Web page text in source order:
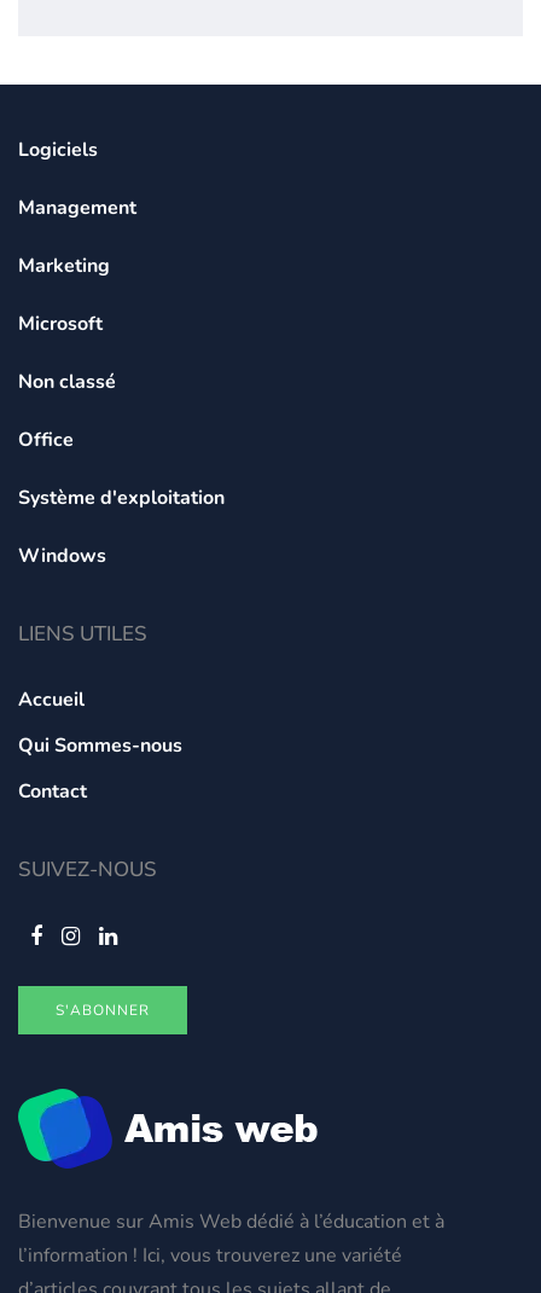
Bienvenue sur Amis Web dédié à l’éducation et à
l’information ! Ici, vous trouverez une variété
Logiciels
Management
Marketing
Microsoft
Non classé
Office
Système d'exploitation
Windows
LIENS UTILES
Accueil
Qui Sommes-nous
Contact
SUIVEZ-NOUS
S'ABONNER